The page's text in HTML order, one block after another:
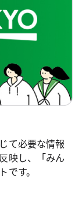
て必要な情報
映し、「みん
す。